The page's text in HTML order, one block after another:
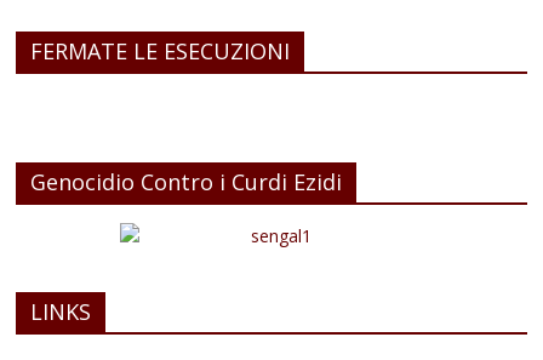
FERMATE LE ESECUZIONI
Genocidio Contro i Curdi Ezidi
LINKS